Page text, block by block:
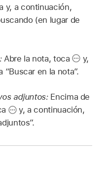
y, a continuación,
(en lugar de
Abre la nota, toca
y,
en la nota”.
adjuntos: Encima de
y, a continuación,